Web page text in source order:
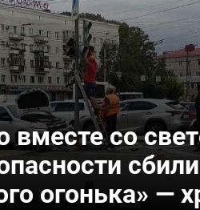
вместе со
огонька» —